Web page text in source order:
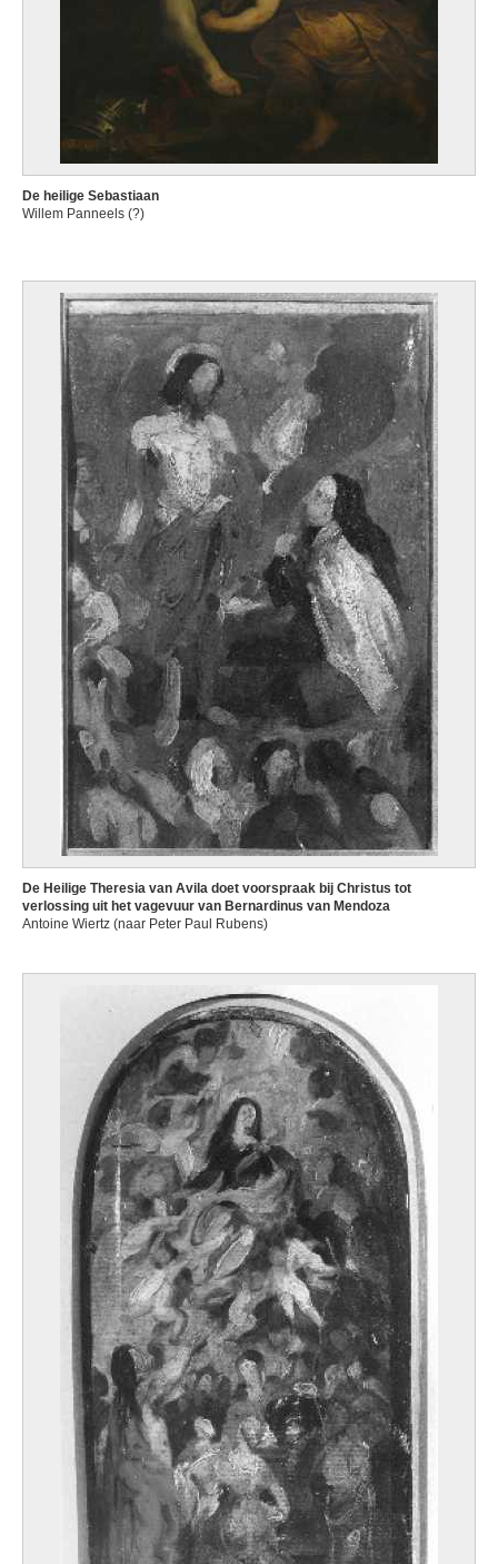
De heilige Sebastiaan
Willem Panneels (?)
De Heilige Theresia van Avila doet voorspraak bij Christus tot
verlossing uit het vagevuur van Bernardinus van Mendoza
Antoine Wiertz (naar Peter Paul Rubens)